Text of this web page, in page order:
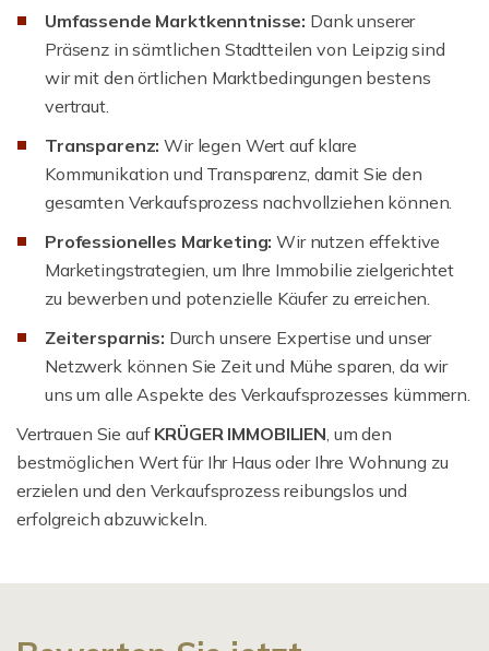
Umfassende Marktkenntnisse: Dank unserer
Präsenz in sämtlichen Stadtteilen von Leipzig sind
wir mit den örtlichen Marktbedingungen bestens
vertraut.
Transparenz: Wir legen Wert auf klare
Kommunikation und Transparenz, damit Sie den
gesamten Verkaufsprozess nachvollziehen können.
Professionelles Marketing:Wir nutzen effektive
Marketingstrategien, um Ihre Immobilie zielgerichtet
zu bewerben und potenzielle Käufer zu erreichen.
Zeitersparnis: Durch unsere Expertise und unser
Netzwerk können Sie Zeit und Mühe sparen, da wir
uns um alle Aspekte des Verkaufsprozesses kümmern.
Vertrauen Sie auf KRÜGER IMMOBILIEN, um den
bestmöglichen Wert für Ihr Haus oder Ihre Wohnung zu
erzielen und den Verkaufsprozess reibungslos und
erfolgreich abzuwickeln.